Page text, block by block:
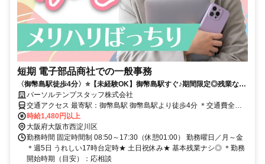
短期 電子部品商社での一般事務
〈御幣島駅徒歩4分〉⭐️【未経験OK】御幣島駅すぐ♪期間限定◎残業なし
〇17時台定時☆
パーソルテンプスタッフ株式会社
交通アクセス 最寄駅：御幣島駅 御幣島駅より徒歩4分 ＊交通費全額
支給
時給1,480円以上
大阪府大阪市西淀川区
勤務時間 固定時間制 08:50～17:30（休憩01:00） 勤務曜日／月～金
＊週5日 うれしい17時台定時★ 土日祝休み★ 基本残業ナシ◎ ＊勤務
開始時期（目安）：応相談